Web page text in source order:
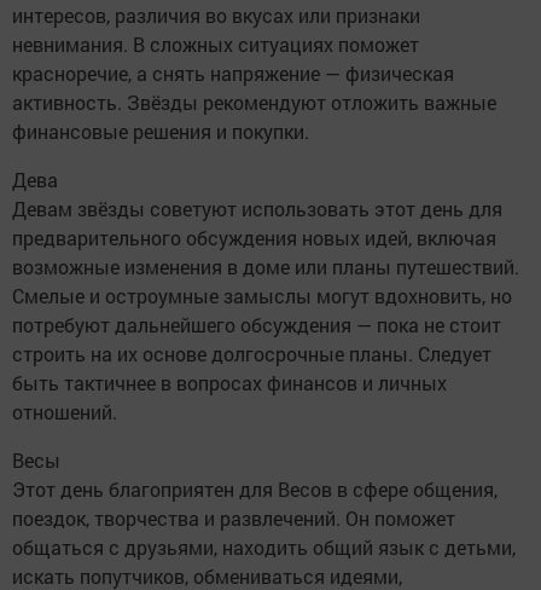
интересов, различия во вкусах или признаки
невнимания. В сложных ситуациях поможет
красноречие, а снять напряжение — физическая
активность. Звёзды рекомендуют отложить важные
финансовые решения и покупки.
Дева
Девам звёзды советуют использовать этот день для
предварительного обсуждения новых идей, включая
возможные изменения в доме или планы путешествий.
Смелые и остроумные замыслы могут вдохновить, но
потребуют дальнейшего обсуждения — пока не стоит
строить на их основе долгосрочные планы. Следует
быть тактичнее в вопросах финансов и личных
отношений.
Весы
Этот день благоприятен для Весов в сфере общения,
поездок, творчества и развлечений. Он поможет
общаться с друзьями, находить общий язык с детьми,
искать попутчиков, обмениваться идеями,